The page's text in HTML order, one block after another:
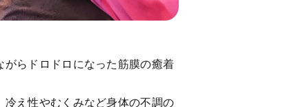
がらドロドロになった筋膜の癒着
冷え性やむくみなど身体の不調の